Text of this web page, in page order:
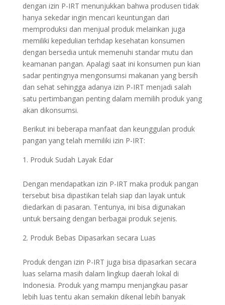
dengan izin P-IRT menunjukkan bahwa produsen tidak
hanya sekedar ingin mencari keuntungan dari
memproduksi dan menjual produk melainkan juga
memiliki kepedulian terhdap kesehatan konsumen
dengan bersedia untuk memenuhi standar mutu dan
keamanan pangan. Apalagi saat ini konsumen pun kian
sadar pentingnya mengonsumsi makanan yang bersih
dan sehat sehingga adanya izin P-IRT menjadi salah
satu pertimbangan penting dalam memilih produk yang
akan dikonsumsi.
Berikut ini beberapa manfaat dan keunggulan produk
pangan yang telah memiliki izin P-IRT:
Produk Sudah Layak Edar
Dengan mendapatkan izin P-IRT maka produk pangan
tersebut bisa dipastikan telah siap dan layak untuk
diedarkan di pasaran. Tentunya, ini bisa digunakan
untuk bersaing dengan berbagai produk sejenis.
Produk Bebas Dipasarkan secara Luas
Produk dengan izin P-IRT juga bisa dipasarkan secara
luas selama masih dalam lingkup daerah lokal di
Indonesia. Produk yang mampu menjangkau pasar
lebih luas tentu akan semakin dikenal lebih banyak